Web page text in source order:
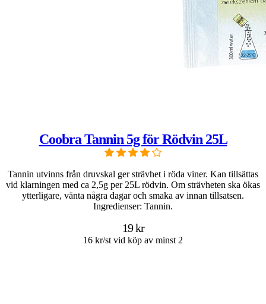
Coobra Tannin 5g för Rödvin 25L
Tannin utvinns från druvskal ger strävhet i röda viner. Kan tillsättas
vid klarningen med ca 2,5g per 25L rödvin. Om strävheten ska ökas
ytterligare, vänta några dagar och smaka av innan tillsatsen.
Ingredienser: Tannin.
19 kr
16 kr/st vid köp av minst 2